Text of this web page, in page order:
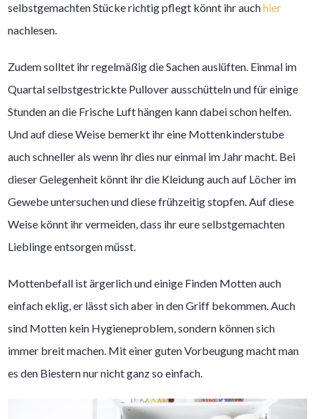
selbstgemachten Stücke richtig pflegt könnt ihr auchhier
nachlesen.
Zudem solltet ihr regelmäßig die Sachen auslüften. Einmal im
Quartal selbstgestrickte Pullover ausschütteln und für einige
Stunden an die Frische Luft hängen kann dabei schon helfen.
Und auf diese Weise bemerkt ihr eine Mottenkinderstube
auch schneller als wenn ihr dies nur einmal im Jahr macht. Bei
dieser Gelegenheit könnt ihr die Kleidung auch auf Löcher im
Gewebe untersuchen und diese frühzeitig stopfen. Auf diese
Weise könnt ihr vermeiden, dass ihr eure selbstgemachten
Lieblinge entsorgen müsst.
Mottenbefall ist ärgerlich und einige Finden Motten auch
einfach eklig, er lässt sich aber in den Griff bekommen. Auch
sind Motten kein Hygieneproblem, sondern können sich
immer breit machen. Mit einer guten Vorbeugung macht man
es den Biestern nur nicht ganz so einfach.